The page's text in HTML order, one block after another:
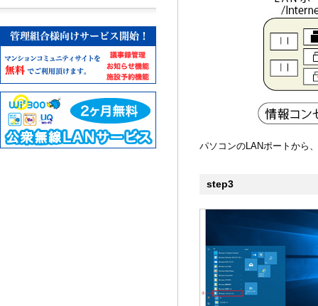
パソコンのLANポートから
step3